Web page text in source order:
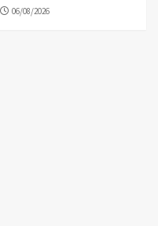
06/08/2026